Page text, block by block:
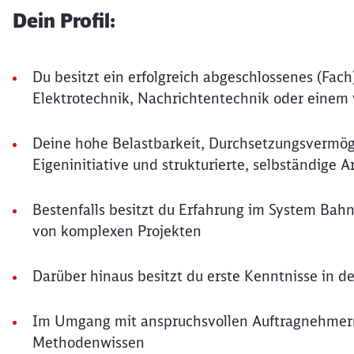
Dein Profil:
Du besitzt ein erfolgreich abgeschlossenes
Elektrotechnik, Nachrichtentechnik oder
Deine hohe Belastbarkeit,
Eigeninitiative und strukturierte, selbständige
Bestenfalls besitzt du Erfahrung im System
von komplexen Projekten
Darüber hinaus besitzt du erste Kenntnisse in
Im Umgang mit anspruchsvollen
Methodenwissen